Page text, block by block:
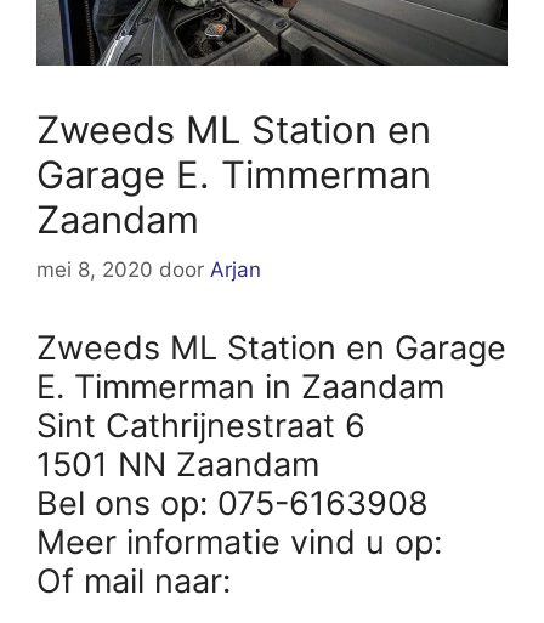
Zweeds ML Station en
Garage E. Timmerman
Zaandam
mei 8, 2020 door Arjan
Zweeds ML Station en Garage
E. Timmerman in Zaandam
Sint Cathrijnestraat 6
1501 NN Zaandam
Bel ons op: 075-6163908
Meer informatie vind u op:
Of mail naar: